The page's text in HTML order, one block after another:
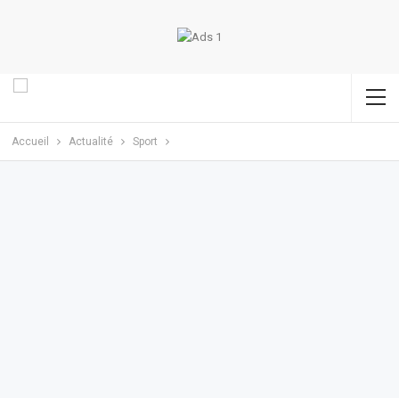
Accueil Actualité Sport